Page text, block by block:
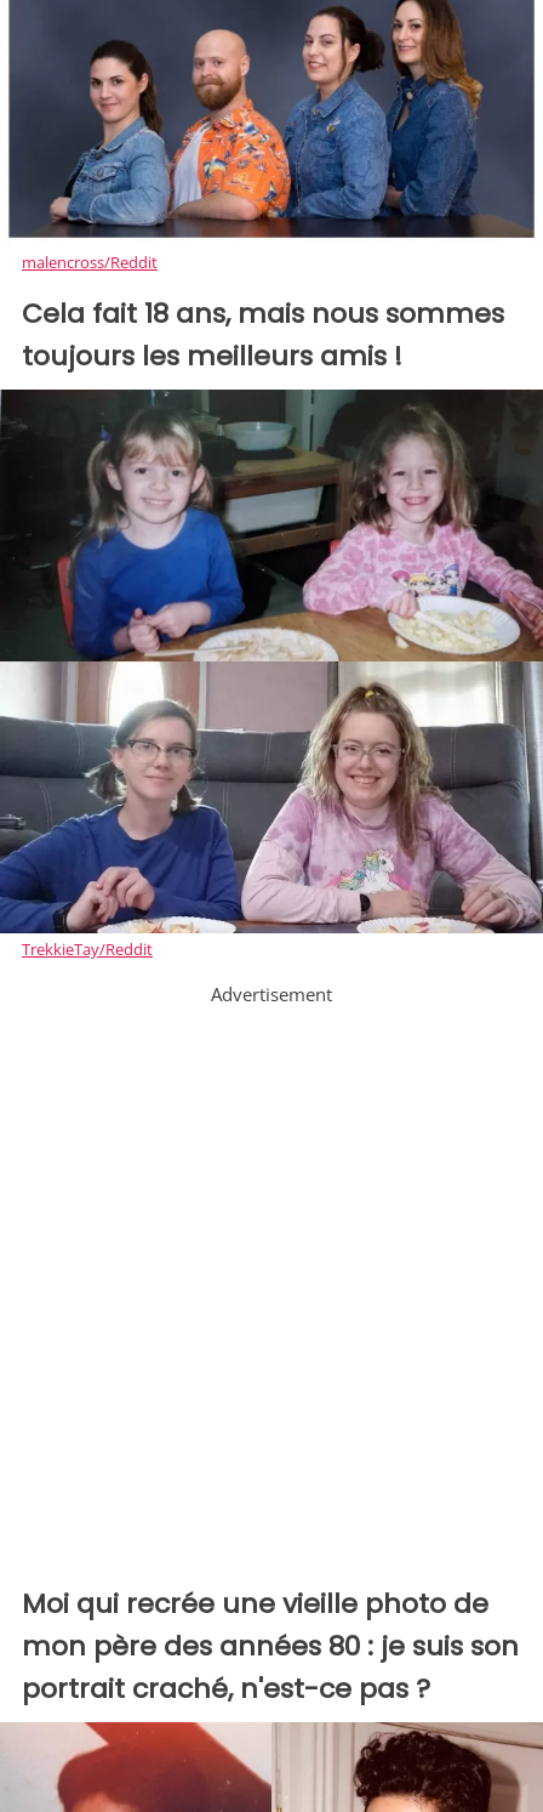
malencross/Reddit
Cela fait 18 ans, mais nous sommes
toujours les meilleurs amis !
TrekkieTay/Reddit
Advertisement
Moi qui recrée une vieille photo de
mon père des années 80 : je suis son
portrait craché, n'est-ce pas ?